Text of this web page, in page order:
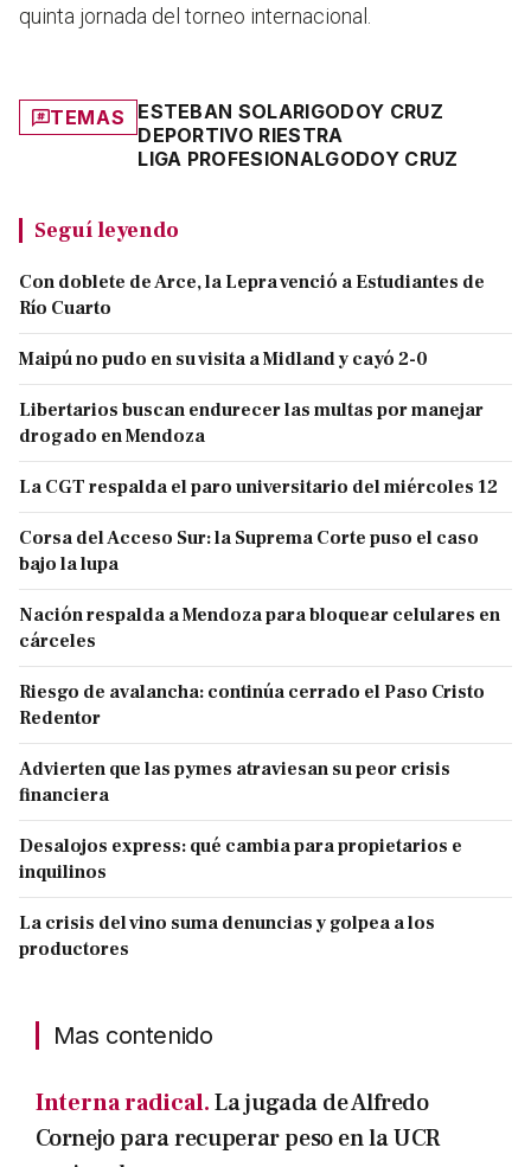
quinta jornada del torneo internacional.
TEMAS ESTEBAN SOLARIGODOY CRUZ
DEPORTIVO RIESTRA
LIGA PROFESIONALGODOY CRUZ
Seguí leyendo
Con doblete de Arce, la Lepra venció a Estudiantes de
Río Cuarto
Maipú no pudo en su visita a Midland y cayó 2-0
Libertarios buscan endurecer las multas por manejar
drogado en Mendoza
La CGT respalda el paro universitario del miércoles 12
Corsa del Acceso Sur: la Suprema Corte puso el caso
bajo la lupa
Nación respalda a Mendoza para bloquear celulares en
cárceles
Riesgo de avalancha: continúa cerrado el Paso Cristo
Redentor
Advierten que las pymes atraviesan su peor crisis
financiera
Desalojos express: qué cambia para propietarios e
inquilinos
La crisis del vino suma denuncias y golpea a los
productores
Mas contenido
Interna radical.La jugada de Alfredo
Cornejo para recuperar peso en la UCR